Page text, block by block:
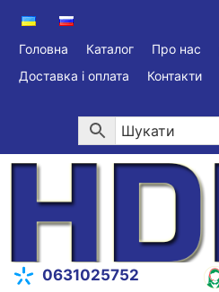
Головна Каталог Про нас
Доставка і оплата
Контакти
0631025752